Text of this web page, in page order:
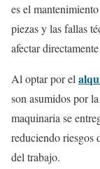
es el
piezas y las fallas
afectar
Al optar por el
son asumidos por
maquinaria se
reduciendo riesgos
del trabajo.